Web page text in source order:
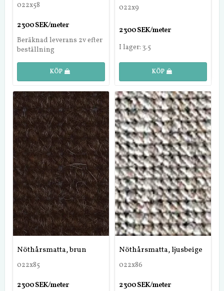
022x58
2 300 SEK/meter
Beräknad leverans 2v efter
beställning
KÖP
022x9
2 300 SEK/meter
I lager: 3.5
KÖP
Nöthårsmatta, brun
022x85
2 300 SEK/meter
Nöthårsmatta, ljusbeige
022x86
2 300 SEK/meter